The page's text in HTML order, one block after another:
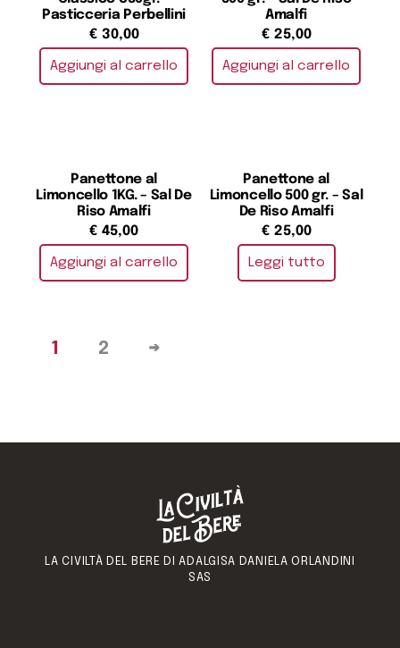
Pasticceria Perbellini
€ 30,00
Aggiungi al carrello
Amalfi
€ 25,00
Aggiungi al carrello
Panettone al
Limoncello 1KG. – Sal De
Riso Amalfi
€ 45,00
Aggiungi al carrello
Panettone al
Limoncello 500 gr. – Sal
De Riso Amalfi
€ 25,00
Leggi tutto
1 2 →
LA CIVILTÀ DEL BERE DI ADALGISA DANIELA ORLANDINI
SAS